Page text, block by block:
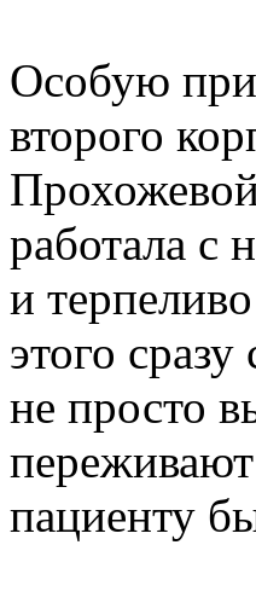
Особую
второго
работала с
и
этого
не просто
переживают
пациенту